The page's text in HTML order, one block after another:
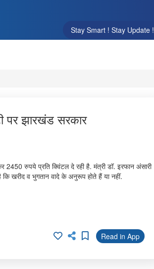
Stay Smart ! Stay Update !
पर झारखंड सरकार
रुपये प्रति क्विंटल दे रही है. मंत्री डॉ. इरफान अंसारी
खरीद व भुगतान वादे के अनुरूप होते हैं या नहीं.
Read in App